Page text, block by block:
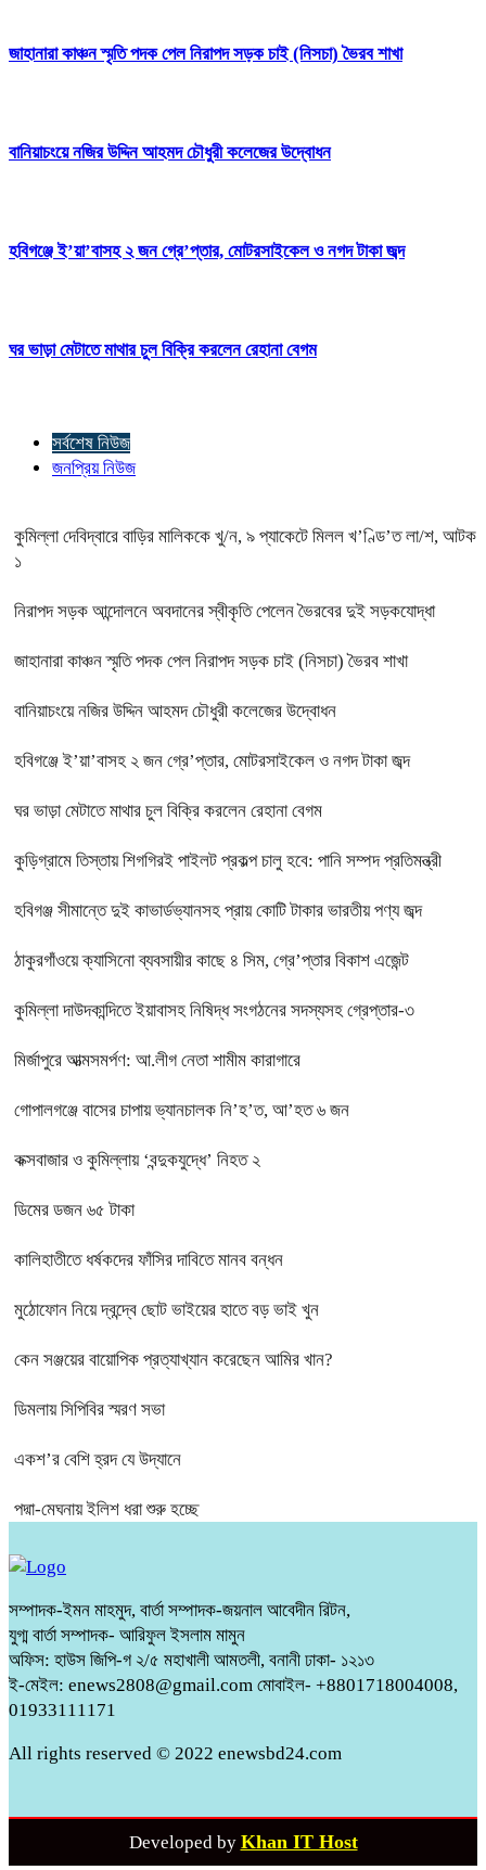
জাহানারা কাঞ্চন স্মৃতি পদক পেল নিরাপদ সড়ক চাই (নিসচা) ভৈরব শাখা
বানিয়াচংয়ে নজির উদ্দিন আহমদ চৌধুরী কলেজের উদ্বোধন
হবিগঞ্জে ই’য়া’বাসহ ২ জন গ্রে’প্তার, মোটরসাইকেল ও নগদ টাকা জব্দ
ঘর ভাড়া মেটাতে মাথার চুল বিক্রি করলেন রেহানা বেগম
সর্বশেষ নিউজ
জনপ্রিয় নিউজ
কুমিল্লা দেবিদ্বারে বাড়ির মালিককে খু/ন, ৯ প্যাকেটে মিলল খ’ণ্ডি’ত লা/শ, আটক
১
নিরাপদ সড়ক আন্দোলনে অবদানের স্বীকৃতি পেলেন ভৈরবের দুই সড়কযোদ্ধা
জাহানারা কাঞ্চন স্মৃতি পদক পেল নিরাপদ সড়ক চাই (নিসচা) ভৈরব শাখা
বানিয়াচংয়ে নজির উদ্দিন আহমদ চৌধুরী কলেজের উদ্বোধন
হবিগঞ্জে ই’য়া’বাসহ ২ জন গ্রে’প্তার, মোটরসাইকেল ও নগদ টাকা জব্দ
ঘর ভাড়া মেটাতে মাথার চুল বিক্রি করলেন রেহানা বেগম
কুড়িগ্রামে তিস্তায় শিগগিরই পাইলট প্রকল্প চালু হবে: পানি সম্পদ প্রতিমন্ত্রী
হবিগঞ্জ সীমান্তে দুই কাভার্ডভ্যানসহ প্রায় কোটি টাকার ভারতীয় পণ্য জব্দ
ঠাকুরগাঁওয়ে ক্যাসিনো ব্যবসায়ীর কাছে ৪ সিম, গ্রে’প্তার বিকাশ এজেন্ট
কুমিল্লা দাউদকান্দিতে ইয়াবাসহ নিষিদ্ধ সংগঠনের সদস্যসহ গ্রেপ্তার-৩
মির্জাপুরে আত্মসমর্পণ: আ.লীগ নেতা শামীম কারাগারে
গোপালগঞ্জে বাসের চাপায় ভ্যানচালক নি’হ’ত, আ’হত ৬ জন
কক্সবাজার ও কুমিল্লায় ‘বন্দুকযুদ্ধে’ নিহত ২
ডিমের ডজন ৬৫ টাকা
কালিহাতীতে ধর্ষকদের ফাঁসির দাবিতে মানব বন্ধন
মুঠোফোন নিয়ে দ্বন্দ্বে ছোট ভাইয়ের হাতে বড় ভাই খুন
কেন সঞ্জয়ের বায়োপিক প্রত্যাখ্যান করেছেন আমির খান?
ডিমলায় সিপিবির স্মরণ সভা
একশ’র বেশি হ্রদ যে উদ্যানে
পদ্মা-মেঘনায় ইলিশ ধরা শুরু হচ্ছে
সম্পাদক-ইমন মাহমুদ, বার্তা সম্পাদক-জয়নাল আবেদীন রিটন,
যুগ্ম বার্তা সম্পাদক- আরিফুল ইসলাম মামুন
অফিস: হাউস জিপি-গ ২/৫ মহাখালী আমতলী, বনানী ঢাকা- ১২১৩
ই-মেইল: enews2808@gmail.com মোবাইল- +8801718004008,
01933111171
All rights reserved © 2022 enewsbd24.com
Developed by Khan IT Host